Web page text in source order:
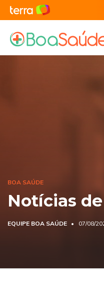
BOA SAÚDE
Notícias
EQUIPE BOA SAÚDE 07/08/